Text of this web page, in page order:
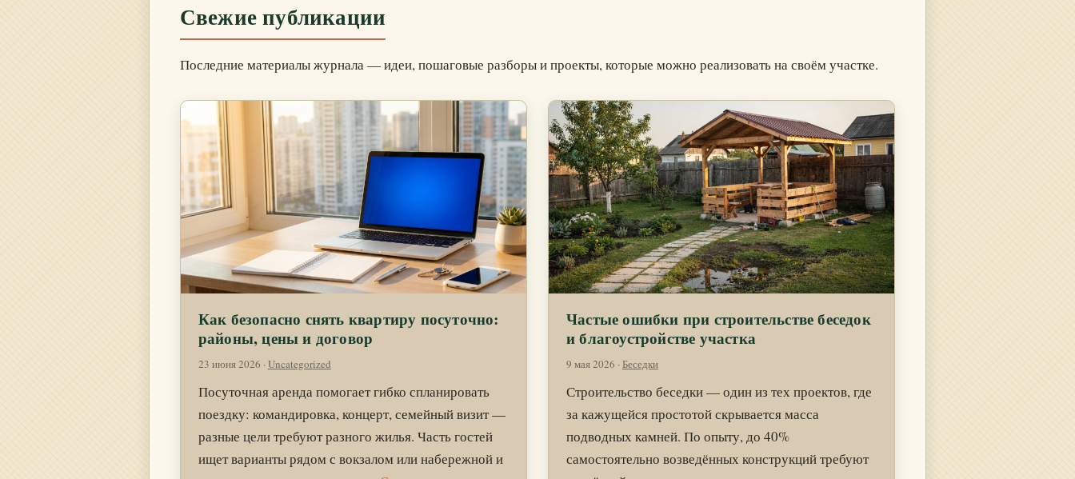
Свежие публикации
Последние материалы журнала — идеи, пошаговые разборы и проекты, которые можно реализовать на своём участке.
Как безопасно снять квартиру посуточно:
районы, цены и договор
23 июня 2026 ·Uncategorized
Посуточная аренда помогает гибко спланировать
поездку: командировка, концерт, семейный визит —
разные цели требуют разного жилья. Часть гостей
ищет варианты рядом с вокзалом или набережной и
Частые ошибки при строительстве беседок
и благоустройстве участка
9 мая 2026 ·Беседки
Строительство беседки — один из тех проектов, где
за кажущейся простотой скрывается масса
подводных камней. По опыту, до 40%
самостоятельно возведённых конструкций требуют